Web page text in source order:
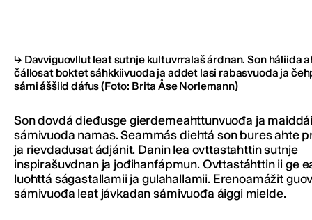
Davviguovllut leat sutnje kultuvrralaš árdnan. Son háliida
čállosat boktet sáhkkiivuođa ja addet lasi rabasvuođa ja
sámi áššiid dáfus(Foto: Brita Åse Norlemann)
Son dovdá dieđusge gierdemeahttunvuođa ja
sámivuođa namas. Seammás diehtá son bures ahte
ja rievdadusat ádjánit. Danin lea ovttastahttin sutnje
inspirašuvdnan ja jođihanfápmun. Ovttastáhttin ii ge
luohttá ságastallamii ja gulahallamii. Erenoamážit
sámivuođa leat jávkadan sámivuođa áiggi mielde.